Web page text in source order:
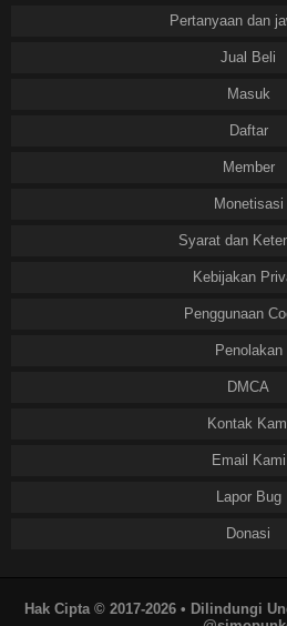
Pertanyaan dan
Jual Beli
Masuk
Daftar
Member
Monetisasi
Syarat dan
Kebijakan
Penggunaan
Penolakan
DMCA
Kontak
Email Kami
Lapor Bug
Donasi
Hak Cipta © 2017-2026 • Dilindungi